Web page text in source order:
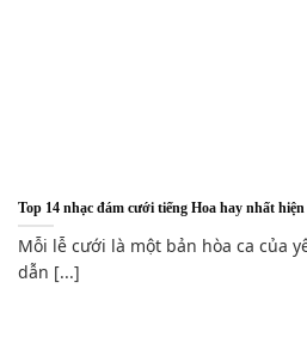
Top 14 nhạc đám cưới tiếng Hoa hay nhất
Mỗi lễ cưới là một bản hòa ca của
dẫn [...]